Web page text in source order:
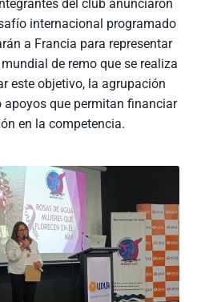
del club anunciaron
internacional programado
a Francia para representar
de remo que se realiza
este objetivo, la agrupación
apoyos que permitan financiar
en la competencia.